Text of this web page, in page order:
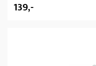
139,-